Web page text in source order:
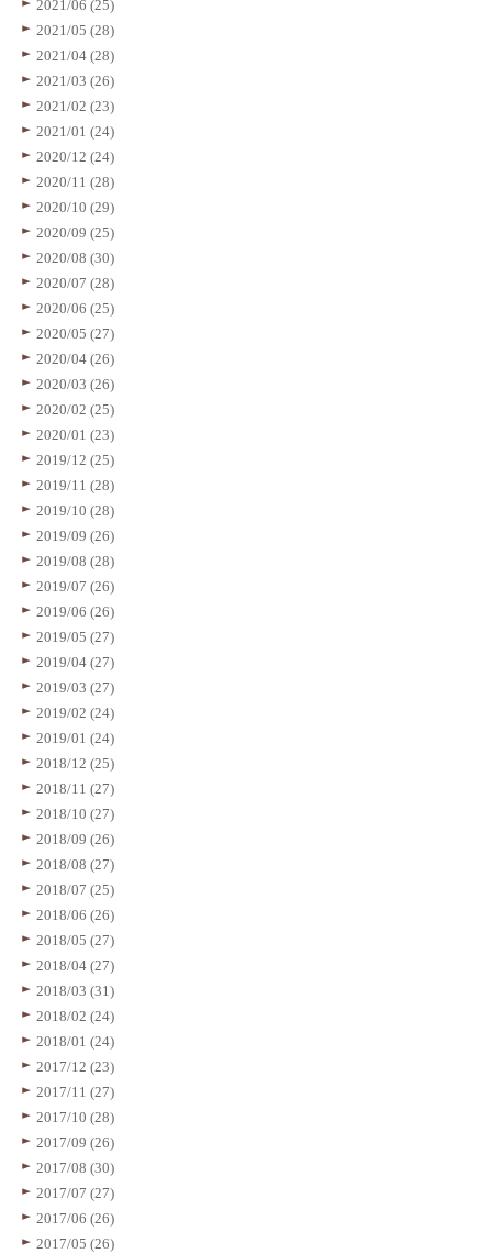
2021/06 (25)
2021/05 (28)
2021/04 (28)
2021/03 (26)
2021/02 (23)
2021/01 (24)
2020/12 (24)
2020/11 (28)
2020/10 (29)
2020/09 (25)
2020/08 (30)
2020/07 (28)
2020/06 (25)
2020/05 (27)
2020/04 (26)
2020/03 (26)
2020/02 (25)
2020/01 (23)
2019/12 (25)
2019/11 (28)
2019/10 (28)
2019/09 (26)
2019/08 (28)
2019/07 (26)
2019/06 (26)
2019/05 (27)
2019/04 (27)
2019/03 (27)
2019/02 (24)
2019/01 (24)
2018/12 (25)
2018/11 (27)
2018/10 (27)
2018/09 (26)
2018/08 (27)
2018/07 (25)
2018/06 (26)
2018/05 (27)
2018/04 (27)
2018/03 (31)
2018/02 (24)
2018/01 (24)
2017/12 (23)
2017/11 (27)
2017/10 (28)
2017/09 (26)
2017/08 (30)
2017/07 (27)
2017/06 (26)
2017/05 (26)